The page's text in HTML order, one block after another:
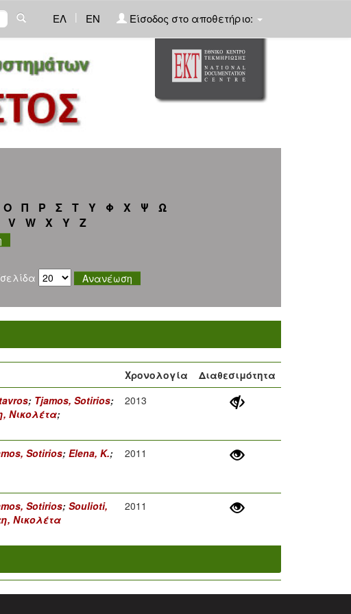
ΕΛ | EN Είσοδος στο αποθετήριο:
Ο Π Ρ Σ Τ Υ Φ Χ Ψ
Ω
V W X Y Z
Χρονολογία
Διαθεσιμότητα
; Tjamos, Sotirios;
Νικολέτα;
2013
Sotirios; Elena, K.;
2011
Sotirios; Soulioti,
Νικολέτα
2011